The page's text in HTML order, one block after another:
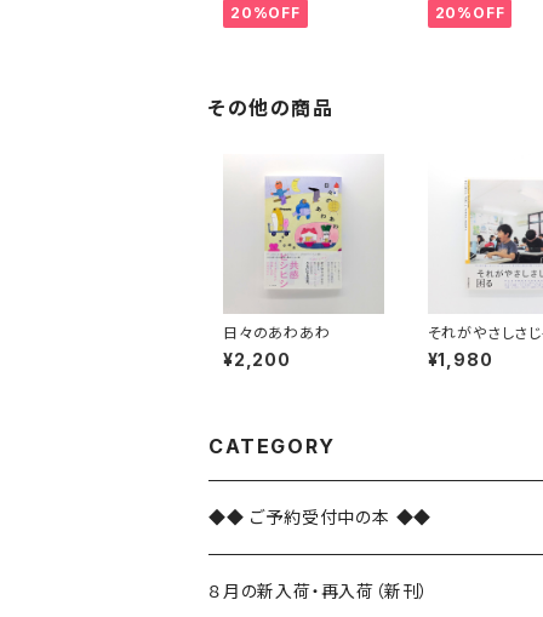
20%OFF 20%OFF
その他の商品
日々のあわあわ
¥2,200
それがやさしさ
¥1,980
CATEGORY
◆◆ ご予約受付中の本 ◆◆
８月の新入荷・再入荷（新刊）